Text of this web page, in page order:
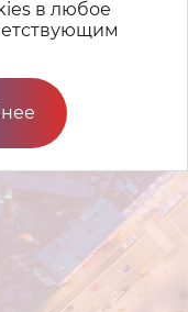
в любое